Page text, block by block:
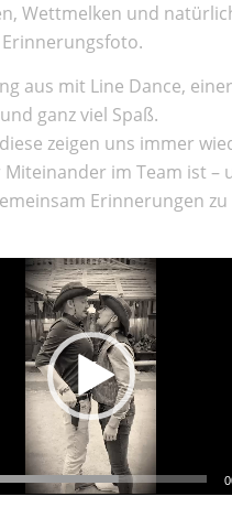
Wettmelken und
aus mit Line Dance,
ganz viel Spaß.
zeigen uns immer
im Team ist –
Erinnerungen zu